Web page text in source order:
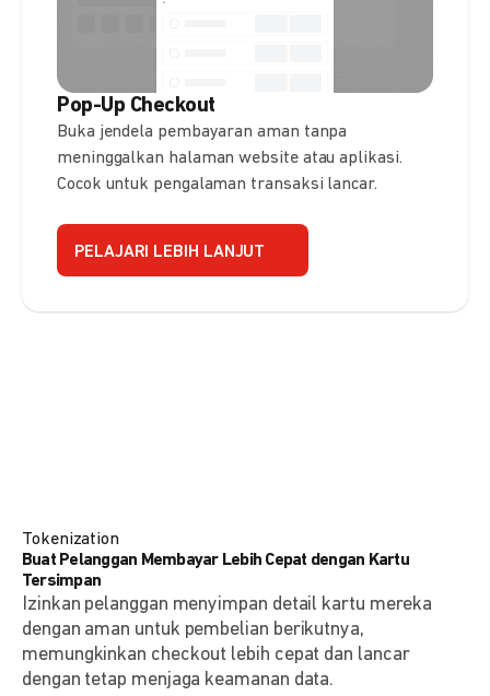
Pop-Up Checkout
Buka jendela pembayaran aman tanpa
meninggalkan halaman website atau aplikasi.
Cocok untuk pengalaman transaksi lancar.
PELAJARI LEBIH LANJUT
Tokenization
Buat Pelanggan Membayar Lebih Cepat dengan Kartu
Tersimpan
Izinkan pelanggan menyimpan detail kartu mereka
dengan aman untuk pembelian berikutnya,
memungkinkan checkout lebih cepat dan lancar
dengan tetap menjaga keamanan data.